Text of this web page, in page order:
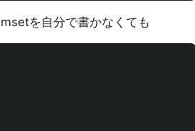
を自分で書かなくても